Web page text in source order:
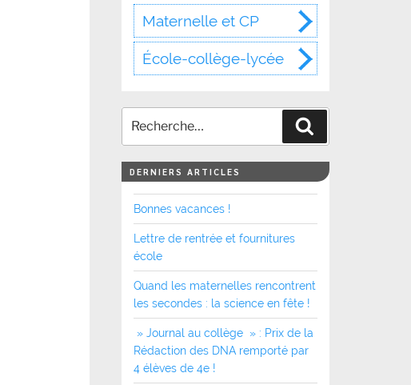
Maternelle et CP
École-collège-lycée
DERNIERS ARTICLES
Bonnes vacances !
Lettre de rentrée et fournitures
école
Quand les maternelles rencontrent
les secondes : la science en fête !
» Journal au collège » : Prix de la
Rédaction des DNA remporté par
4 élèves de 4e !